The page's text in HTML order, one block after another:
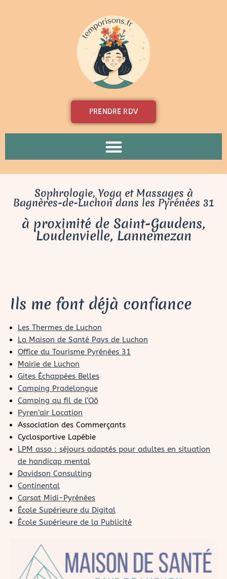
PRENDRE RDV
Sophrologie, Yoga et Massages à
Bagnères-de-Luchon dans les Pyrénées 31
à proximité de Saint-Gaudens,
Loudenvielle, Lannemezan
Ils me font déjà confiance
Les Thermes de Luchon
La Maison de Santé Pays de Luchon
Office du Tourisme Pyrénées 31
Mairie de Luchon
Gites Échappées Belles
Camping Pradelongue
Camping au fil de l’Oô
Pyren’air Location
Association des Commerçants
Cyclosportive Lapébie
LPM asso : séjours adaptés pour adultes en situation
de handicap mental
Davidson Consulting
Continental
Carsat Midi-Pyrénées
École Supérieure du Digital
École Supérieure de la Publicité